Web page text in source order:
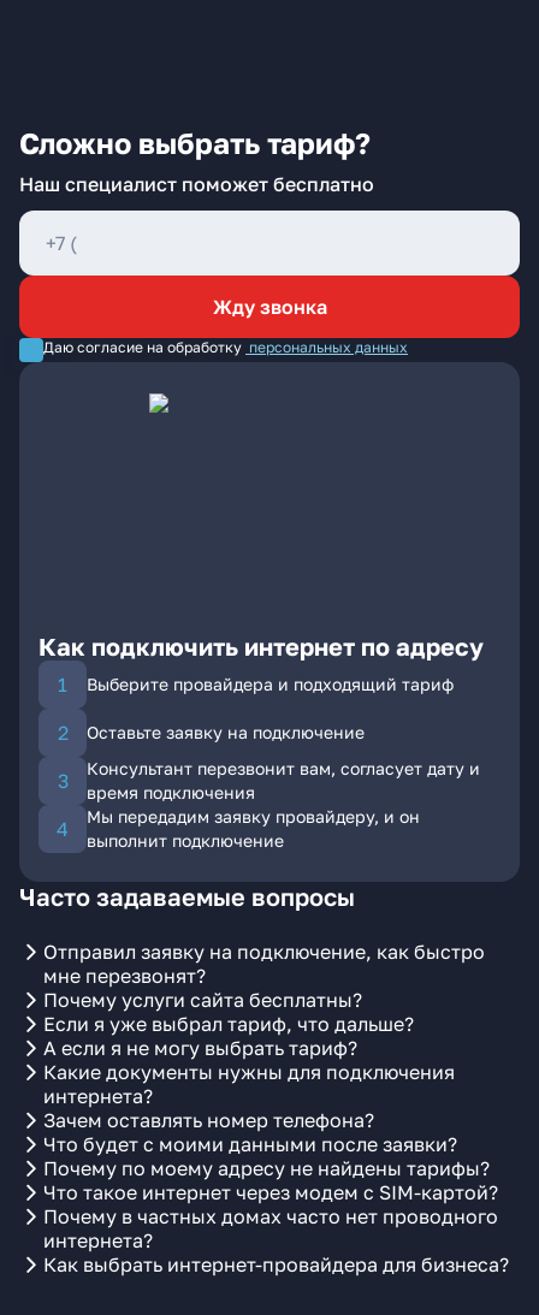
Сложно выбрать тариф?
Наш специалист поможет бесплатно
Жду звонка
Даю согласие на обработку персональных данных
Как подключить интернет по адресу
Выберите провайдера и подходящий тариф
Оставьте заявку на подключение
Консультант перезвонит вам, согласует дату и
время подключения
Мы передадим заявку провайдеру, и он
выполнит подключение
Часто задаваемые вопросы
Отправил заявку на подключение, как быстро
мне перезвонят?
Почему услуги сайта бесплатны?
Если я уже выбрал тариф, что дальше?
А если я не могу выбрать тариф?
Какие документы нужны для подключения
интернета?
Зачем оставлять номер телефона?
Что будет с моими данными после заявки?
Почему по моему адресу не найдены тарифы?
Что такое интернет через модем с SIM-картой?
Почему в частных домах часто нет проводного
интернета?
Как выбрать интернет-провайдера для бизнеса?